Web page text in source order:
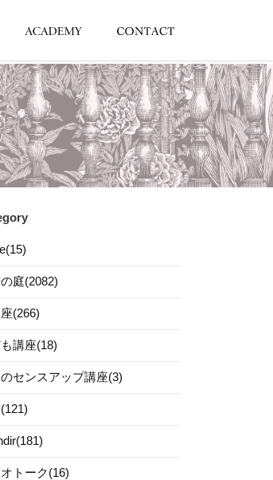
庭(2082)
(266)
講座(18)
センスアップ講座(3)
トーク(16)